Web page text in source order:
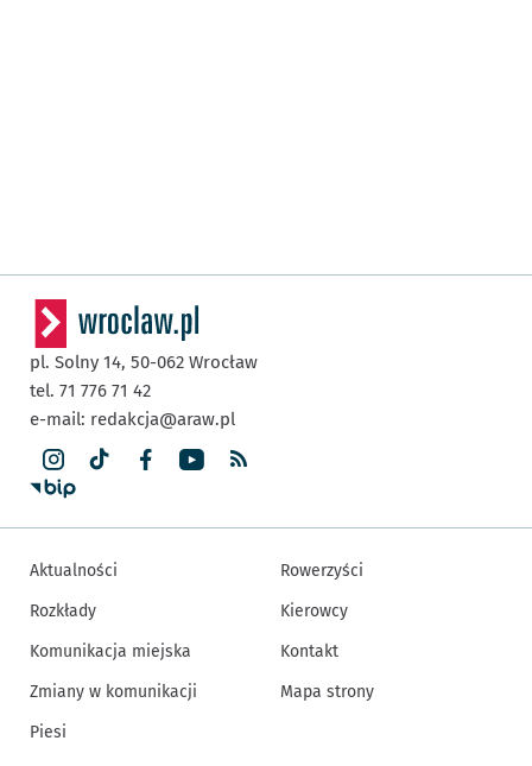
pl. Solny 14, 50-062 Wrocław
tel. 71 776 71 42
e-mail: redakcja@araw.pl
Aktualności
Rozkłady
Komunikacja miejska
Zmiany w komunikacji
Piesi
Rowerzyści
Kierowcy
Kontakt
Mapa strony